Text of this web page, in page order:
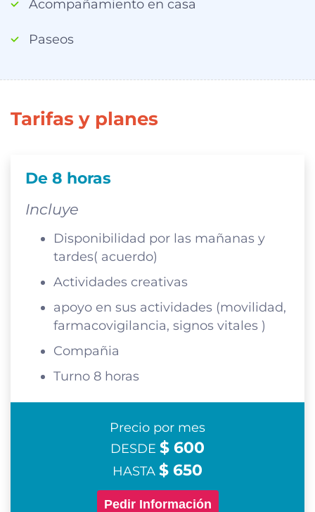
Acompañamiento en casa
Paseos
Tarifas y planes
De 8 horas
Incluye
Disponibilidad por las mañanas y
tardes( acuerdo)
Actividades creativas
apoyo en sus actividades (movilidad,
farmacovigilancia, signos vitales )
Compañia
Turno 8 horas
Precio por mes
DESDE $ 600
HASTA $ 650
Pedir Información